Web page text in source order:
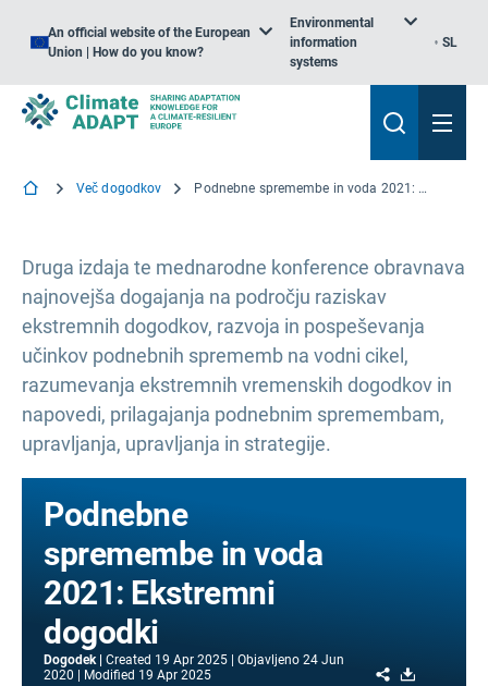
An official website of the European
Union | How do you know?
Environmental
information
systems
SL
Več dogodkov Podnebne spremembe in voda 2021: Ekstremni dogodki
Druga izdaja te mednarodne konference obravnava
najnovejša dogajanja na področju raziskav
ekstremnih dogodkov, razvoja in pospeševanja
učinkov podnebnih sprememb na vodni cikel,
razumevanja ekstremnih vremenskih dogodkov in
napovedi, prilagajanja podnebnim spremembam,
upravljanja, upravljanja in strategije.
Podnebne
spremembe in voda
2021: Ekstremni
dogodki
Dogodek Created 19 Apr 2025 Objavljeno 24 Jun
2020
Modified 19 Apr 2025 Share